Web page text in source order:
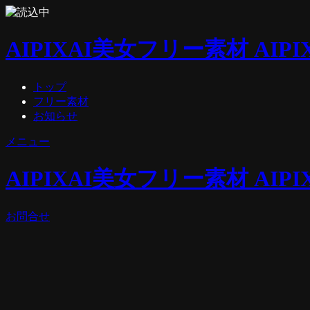
AIPIXAI美女フリー素材
トップ
フリー素材
お知らせ
メニュー
AIPIXAI美女フリー素材
お問合せ